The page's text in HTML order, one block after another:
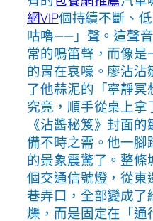
網VIP個持續不斷、
咕嚕——」聲。這聲
常的鳴笛聲，而像
的胃在哀嚎。廖沾
了他蒜泥的「寧靜
究竟，順手從桌上
《沾醬秘笈》封面
備不時之需。他一
的景象震驚了。整
個交通信號燈，從東
巷弄口，全部變成了
爍，而是固定在「